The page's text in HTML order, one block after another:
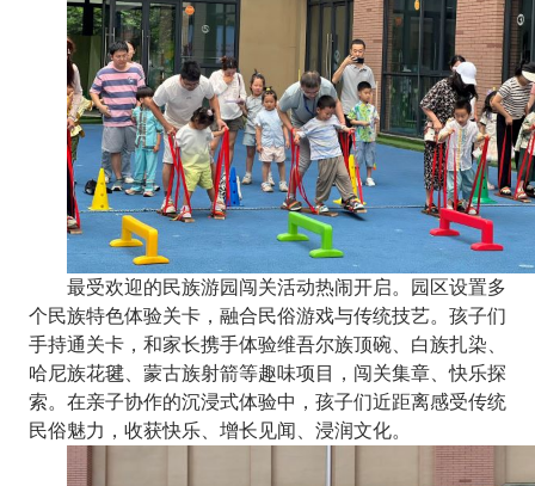
最受欢迎的民族游园闯关活动热闹开启。园区设置多
个民族特色体验关卡，融合民俗游戏与传统技艺。孩子们
手持通关卡，和家长携手体验维吾尔族顶碗、白族扎染、
哈尼族花毽、蒙古族射箭等趣味项目，闯关集章、快乐探
索。在亲子协作的沉浸式体验中，孩子们近距离感受传统
民俗魅力，收获快乐、增长见闻、浸润文化。